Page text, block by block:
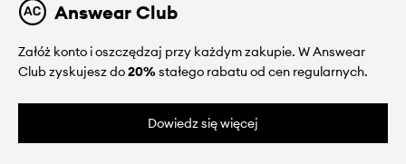
Answear Club
Załóż konto i oszczędzaj przy każdym zakupie. W Answear
Club zyskujesz do20%stałego rabatu od cen regularnych.
Dowiedz się więcej